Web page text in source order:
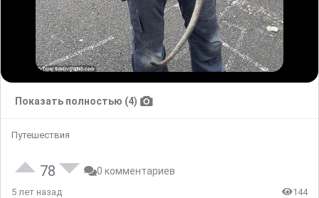
Показать полностью (4)
Путешествия
78 0 комментариев
5 лет назад 144